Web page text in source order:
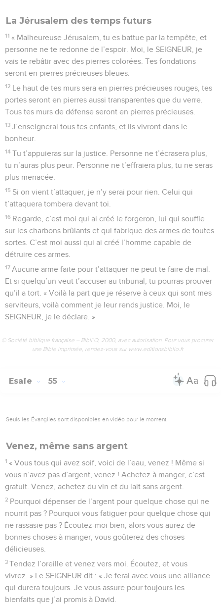
La Jérusalem des temps futurs
11 « Malheureuse Jérusalem, tu es battue par la tempête, et
personne ne te redonne de l’espoir. Moi, le SEIGNEUR, je
vais te rebâtir avec des pierres colorées. Tes fondations
seront en pierres précieuses bleues.
12 Le haut de tes murs sera en pierres précieuses rouges, tes
portes seront en pierres aussi transparentes que du verre.
Tous tes murs de défense seront en pierres précieuses.
13 J’enseignerai tous tes enfants, et ils vivront dans le
bonheur.
14 Tu t’appuieras sur la justice. Personne ne t’écrasera plus,
tu n’auras plus peur. Personne ne t’effraiera plus, tu ne seras
plus menacée.
15 Si on vient t’attaquer, je n’y serai pour rien. Celui qui
t’attaquera tombera devant toi.
16 Regarde, c’est moi qui ai créé le forgeron, lui qui souffle
sur les charbons brûlants et qui fabrique des armes de toutes
sortes. C’est moi aussi qui ai créé l’homme capable de
détruire ces armes.
17 Aucune arme faite pour t’attaquer ne peut te faire de mal.
Et si quelqu’un veut t’accuser au tribunal, tu pourras prouver
qu’il a tort. « Voilà la part que je réserve à ceux qui sont mes
serviteurs, voilà comment je leur rends justice. Moi, le
SEIGNEUR, je le déclare. »
© Société biblique française – Bibli’O, 2000, avec autorisation. Pour vous procurer
une Bible imprimée, rendez-vous sur www.editionsbiblio.fr
Esaïe 55
Seuls les Évangiles sont disponibles en vidéo pour le moment.
Venez, même sans argent
1 « Vous tous qui avez soif, voici de l’eau, venez ! Même si
vous n’avez pas d’argent, venez ! Achetez à manger, c’est
gratuit. Venez, achetez du vin et du lait sans argent.
2 Pourquoi dépenser de l’argent pour quelque chose qui ne
nourrit pas ? Pourquoi vous fatiguer pour quelque chose qui
ne rassasie pas ? Écoutez-moi bien, alors vous aurez de
bonnes choses à manger, vous goûterez des choses
délicieuses.
3 Tendez l’oreille et venez vers moi. Écoutez, et vous
vivrez. » Le SEIGNEUR dit : « Je ferai avec vous une alliance
qui durera toujours. Je vous assure pour toujours les
bienfaits que j’ai promis à David.